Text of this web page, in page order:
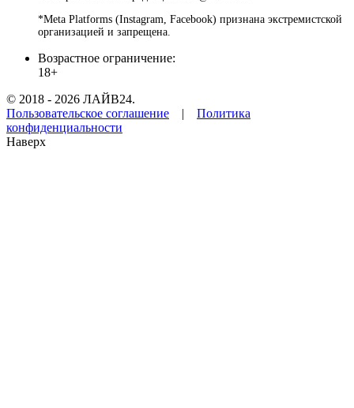
*Meta Platforms (Instagram, Facebook) признана экстремистской
организацией и запрещена.
Возрастное ограничение:
18+
© 2018 - 2026 ЛАЙВ24.
Пользовательское соглашение | Политика
конфиденциальности
Наверх